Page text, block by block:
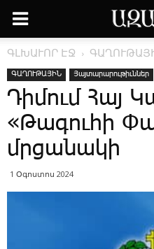
ԳԼԽԱՒՈՐ ԷՋ
ԳԱՂՈՒԹԱՅԻՆ Յայտարարութիւններ
Դիմում Հայ
«Թագուհի
մրցանակի
1 Օգոստոս 2024